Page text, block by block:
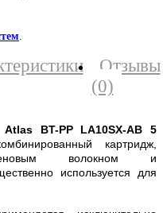
Отзывы
(0)
BT-PP LA10SX-AB 5
картридж,
волокном и
используется для